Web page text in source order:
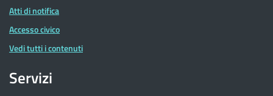
Atti di notifica
Accesso civico
Vedi tutti i contenuti
Servizi